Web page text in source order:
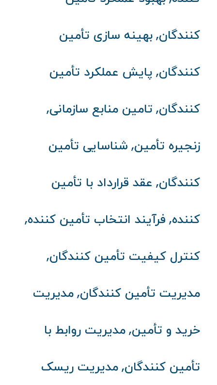
کنندگان, بهینه سازی تأمین
کنندگان, پایش عملکرد تأمین
کنندگان, تامین منابع سازمانی,
زنجیره تأمین, شناسایی تأمین
کنندگان, عقد قرارداد با تأمین
کننده, فرآیند انتخاب تأمین کننده,
کنترل کیفیت تأمین کنندگان,
مدیریت تأمین کنندگان, مدیریت
خرید و تأمین, مدیریت روابط با
تأمین کنندگان, مدیریت ریسک